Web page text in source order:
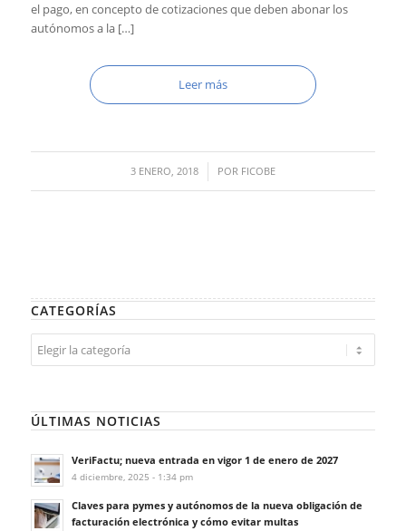
el pago, en concepto de cotizaciones que deben abonar los
autónomos a la […]
Leer más
3 ENERO, 2018
/ POR FICOBE
CATEGORÍAS
Categorías
ÚLTIMAS NOTICIAS
VeriFactu; nueva entrada en vigor 1 de enero de 2027
4 diciembre, 2025 - 1:34 pm
Claves para pymes y autónomos de la nueva obligación de
facturación electrónica y cómo evitar multas